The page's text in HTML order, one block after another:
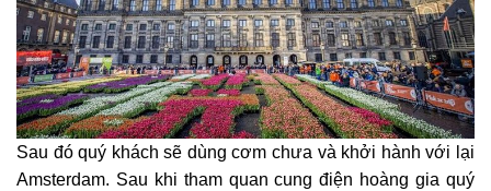
Sau đó quý khách sẽ dùng cơm chưa và khởi hành với lại
Amsterdam. Sau khi tham quan cung điện hoàng gia quý